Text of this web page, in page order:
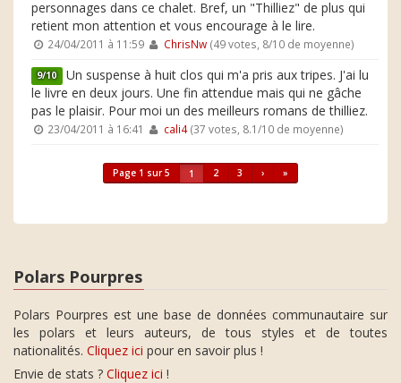
personnages dans ce chalet. Bref, un "Thilliez" de plus qui
retient mon attention et vous encourage à le lire.
24/04/2011 à 11:59 ChrisNw(49 votes, 8/10 de moyenne)
9/10 Un suspense à huit clos qui m'a pris aux tripes. J'ai lu
le livre en deux jours. Une fin attendue mais qui ne gâche
pas le plaisir. Pour moi un des meilleurs romans de thilliez.
23/04/2011 à 16:41 cali4(37 votes, 8.1/10 de moyenne)
Page 1 sur 5 1 2 3 › »
Polars Pourpres
Polars Pourpres est une base de données communautaire sur
les polars et leurs auteurs, de tous styles et de toutes
nationalités. Cliquez ici pour en savoir plus !
Envie de stats ? Cliquez ici !